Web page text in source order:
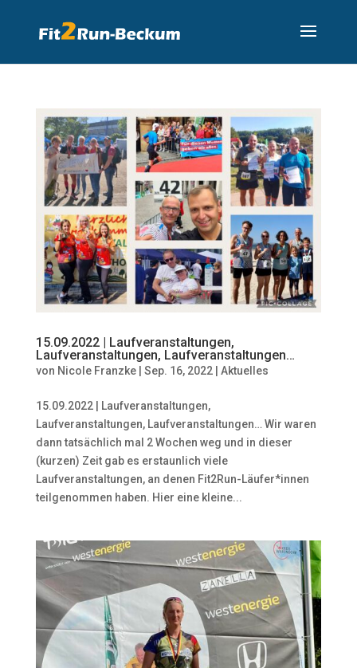
15.09.2022 | Laufveranstaltungen,
Laufveranstaltungen, Laufveranstaltungen…
von Nicole Franzke| Sep. 16, 2022| Aktuelles
15.09.2022 | Laufveranstaltungen,
Laufveranstaltungen, Laufveranstaltungen… Wir waren
dann tatsächlich mal 2 Wochen weg und in dieser
(kurzen) Zeit gab es erstaunlich viele
Laufveranstaltungen, an denen Fit2Run-Läufer*innen
teilgenommen haben. Hier eine kleine...